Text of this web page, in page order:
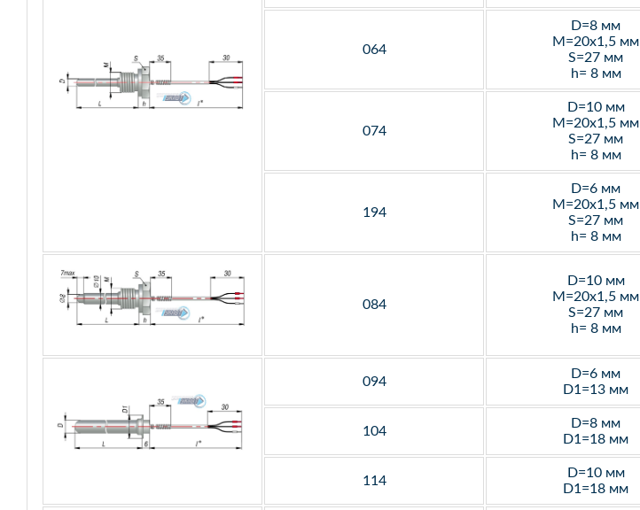
064
D=8 мм
M=20х1,5 мм
S=27 мм
h= 8 мм
074
D=10 мм
M=20х1,5 мм
S=27 мм
h= 8 мм
194
D=6 мм
M=20х1,5 мм
S=27 мм
h= 8 мм
084
D=10 мм
M=20х1,5 мм
S=27 мм
h= 8 мм
094
D=6 мм
D1=13 мм
104
D=8 мм
D1=18 мм
114
D=10 мм
D1=18 мм